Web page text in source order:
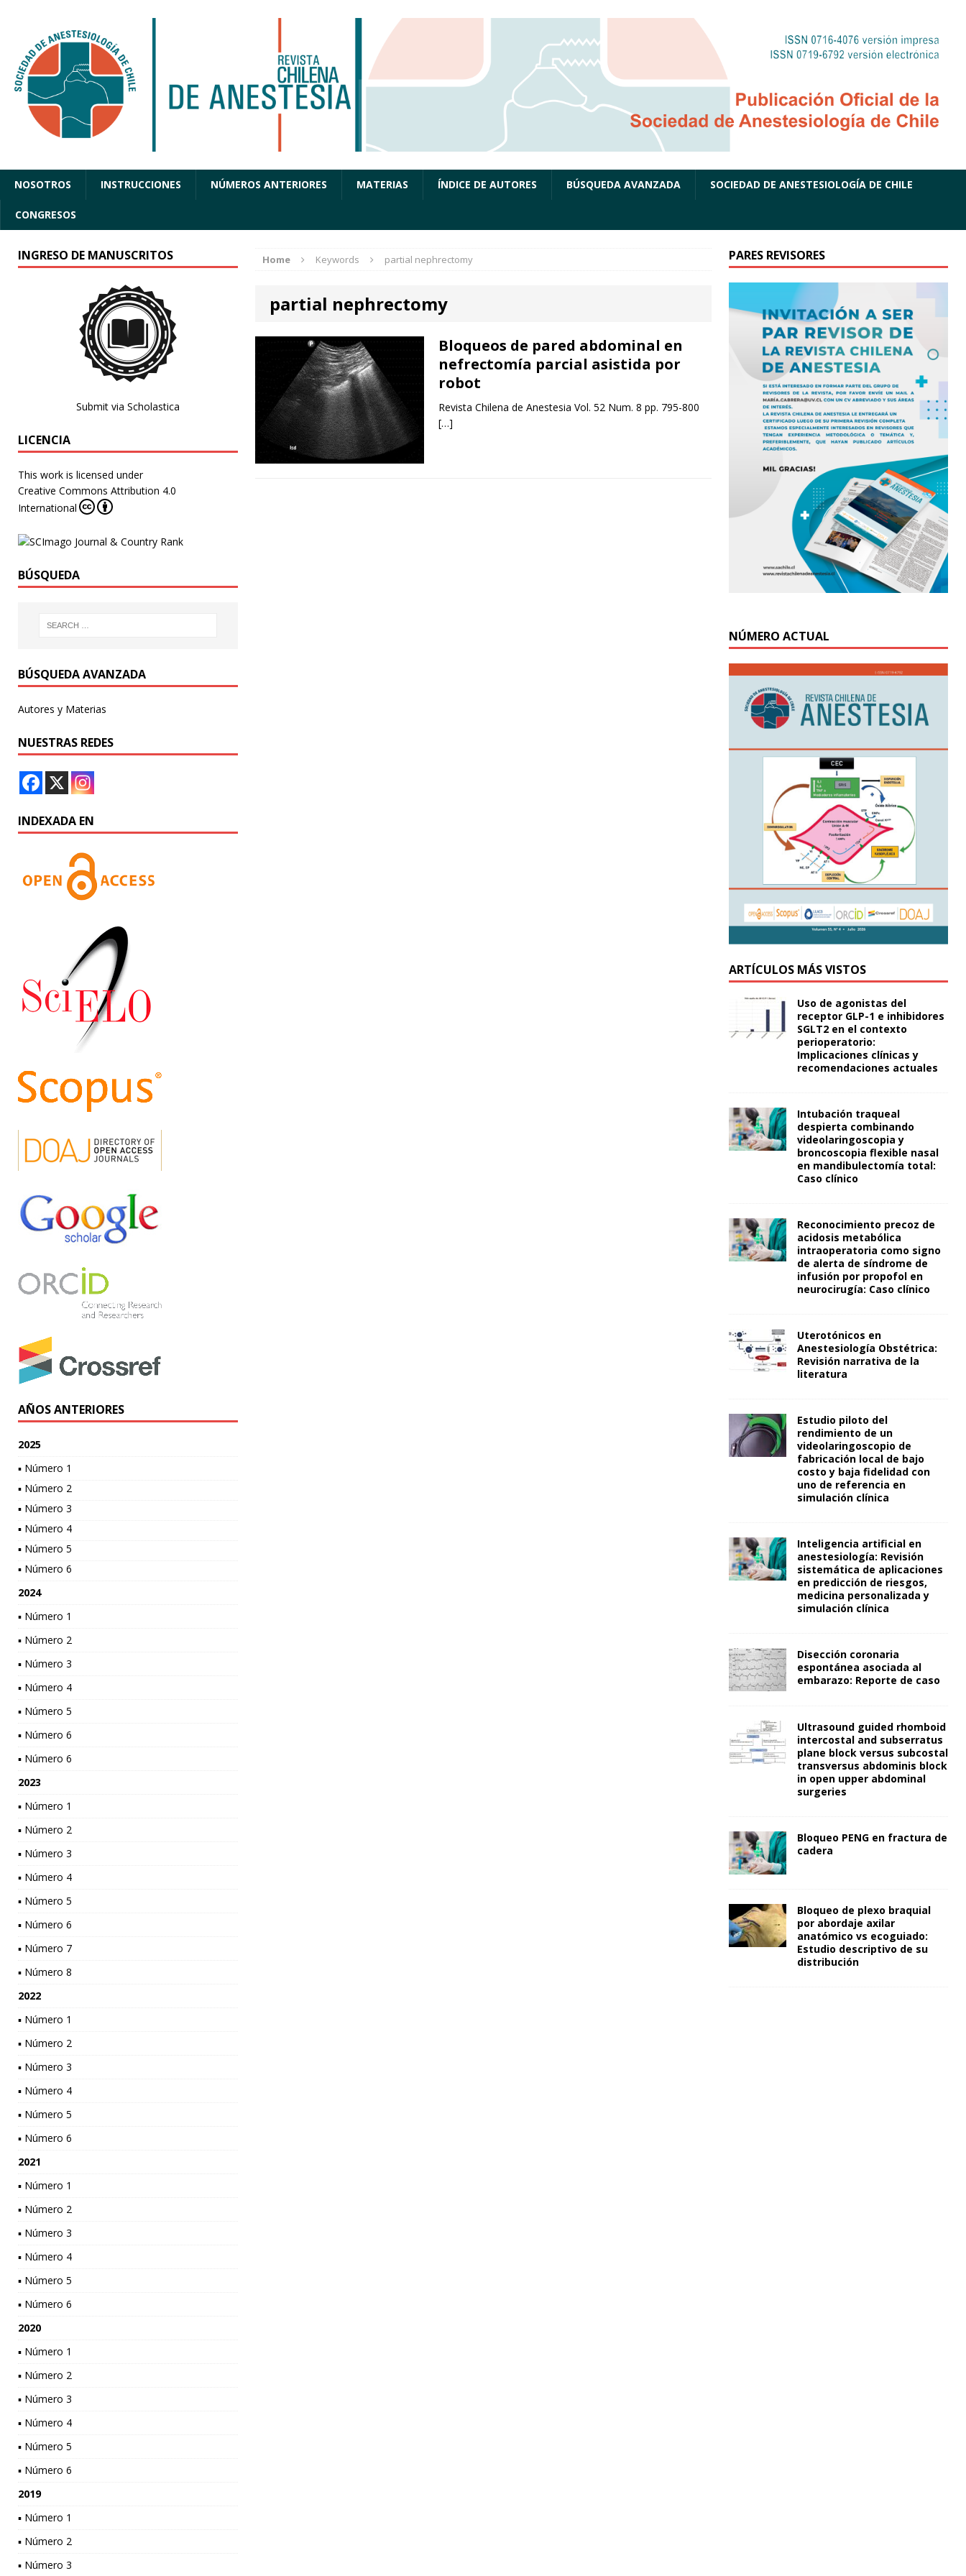
NOSOTROS INSTRUCCIONES NÚMEROS ANTERIORES MATERIAS ÍNDICE DE AUTORES BÚSQUEDA AVANZADA SOCIEDAD DE ANESTESIOLOGÍA DE CHILE
CONGRESOS
Home Keywords partial nephrectomy
partial nephrectomy
Bloqueos de pared abdominal en
nefrectomía parcial asistida por
robot
Revista Chilena de Anestesia Vol. 52 Num. 8 pp. 795-800
[…]
INGRESO DE MANUSCRITOS
Submit via Scholastica
LICENCIA
This work is licensed under
Creative Commons Attribution 4.0
International
BÚSQUEDA
BÚSQUEDA AVANZADA
Autores y Materias
NUESTRAS REDES
INDEXADA EN
AÑOS ANTERIORES
2025
▪ Número 1
▪ Número 2
▪ Número 3
▪ Número 4
▪ Número 5
▪ Número 6
2024
▪ Número 1
▪ Número 2
▪ Número 3
▪ Número 4
▪ Número 5
▪ Número 6
▪ Número 6
2023
▪ Número 1
▪ Número 2
▪ Número 3
▪ Número 4
▪ Número 5
▪ Número 6
▪ Número 7
▪ Número 8
2022
▪ Número 1
▪ Número 2
▪ Número 3
▪ Número 4
▪ Número 5
▪ Número 6
2021
▪ Número 1
▪ Número 2
▪ Número 3
▪ Número 4
▪ Número 5
▪ Número 6
2020
▪ Número 1
▪ Número 2
▪ Número 3
▪ Número 4
▪ Número 5
▪ Número 6
2019
▪ Número 1
▪ Número 2
▪ Número 3
PARES REVISORES
NÚMERO ACTUAL
ARTÍCULOS MÁS VISTOS
Uso de agonistas del
receptor GLP-1 e inhibidores
SGLT2 en el contexto
perioperatorio:
Implicaciones clínicas y
recomendaciones actuales
Intubación traqueal
despierta combinando
videolaringoscopia y
broncoscopia flexible nasal
en mandibulectomía total:
Caso clínico
Reconocimiento precoz de
acidosis metabólica
intraoperatoria como signo
de alerta de síndrome de
infusión por propofol en
neurocirugía: Caso clínico
Uterotónicos en
Anestesiología Obstétrica:
Revisión narrativa de la
literatura
Estudio piloto del
rendimiento de un
videolaringoscopio de
fabricación local de bajo
costo y baja fidelidad con
uno de referencia en
simulación clínica
Inteligencia artificial en
anestesiología: Revisión
sistemática de aplicaciones
en predicción de riesgos,
medicina personalizada y
simulación clínica
Disección coronaria
espontánea asociada al
embarazo: Reporte de caso
Ultrasound guided rhomboid
intercostal and subserratus
plane block versus subcostal
transversus abdominis block
in open upper abdominal
surgeries
Bloqueo PENG en fractura de
cadera
Bloqueo de plexo braquial
por abordaje axilar
anatómico vs ecoguiado:
Estudio descriptivo de su
distribución